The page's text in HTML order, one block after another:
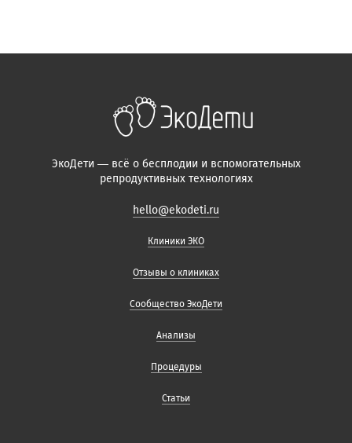
ЭкоДети — всё о бесплодии и вспомогательных
репродуктивных технологиях
hello@ekodeti.ru
Клиники ЭКО
Отзывы о клиниках
Сообщество ЭкоДети
Анализы
Процедуры
Статьи